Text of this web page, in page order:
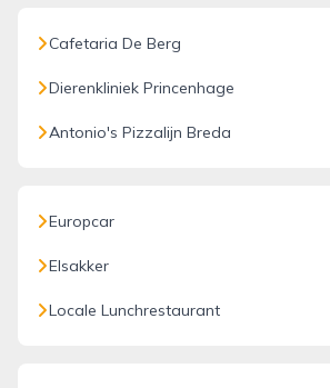
Cafetaria De Berg
Dierenkliniek Princenhage
Antonio's Pizzalijn Breda
Europcar
Elsakker
Locale Lunchrestaurant